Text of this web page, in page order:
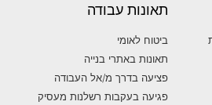
תאונות עבודה
ביטוח לאומי
תאונות באתרי בנייה
פציעה בדרך מ/אל העבודה
פגיעה בעקבות רשלנות מעסיק